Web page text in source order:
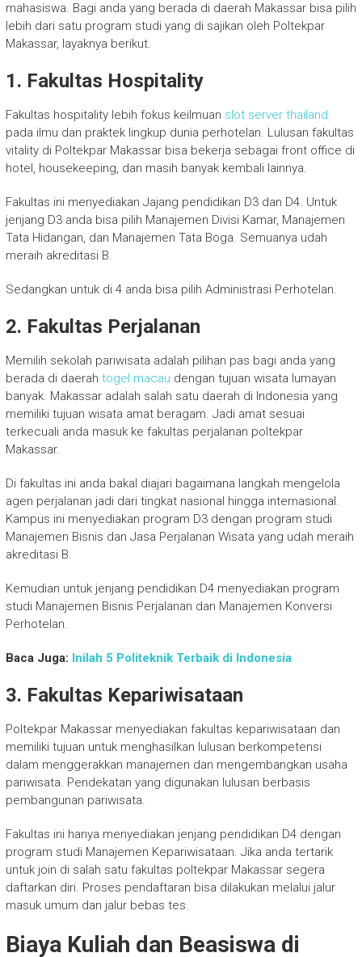
mahasiswa. Bagi anda yang berada di daerah Makassar bisa pilih
lebih dari satu program studi yang di sajikan oleh Poltekpar
Makassar, layaknya berikut.
1. Fakultas Hospitality
Fakultas hospitality lebih fokus keilmuan slot server thailand
pada ilmu dan praktek lingkup dunia perhotelan. Lulusan fakultas
vitality di Poltekpar Makassar bisa bekerja sebagai front office di
hotel, housekeeping, dan masih banyak kembali lainnya.
Fakultas ini menyediakan Jajang pendidikan D3 dan D4. Untuk
jenjang D3 anda bisa pilih Manajemen Divisi Kamar, Manajemen
Tata Hidangan, dan Manajemen Tata Boga. Semuanya udah
meraih akreditasi B.
Sedangkan untuk di 4 anda bisa pilih Administrasi Perhotelan.
2. Fakultas Perjalanan
Memilih sekolah pariwisata adalah pilihan pas bagi anda yang
berada di daerah togel macau dengan tujuan wisata lumayan
banyak. Makassar adalah salah satu daerah di Indonesia yang
memiliki tujuan wisata amat beragam. Jadi amat sesuai
terkecuali anda masuk ke fakultas perjalanan poltekpar
Makassar.
Di fakultas ini anda bakal diajari bagaimana langkah mengelola
agen perjalanan jadi dari tingkat nasional hingga internasional.
Kampus ini menyediakan program D3 dengan program studi
Manajemen Bisnis dan Jasa Perjalanan Wisata yang udah meraih
akreditasi B.
Kemudian untuk jenjang pendidikan D4 menyediakan program
studi Manajemen Bisnis Perjalanan dan Manajemen Konversi
Perhotelan.
Baca Juga: Inilah 5 Politeknik Terbaik di Indonesia
3. Fakultas Kepariwisataan
Poltekpar Makassar menyediakan fakultas kepariwisataan dan
memiliki tujuan untuk menghasilkan lulusan berkompetensi
dalam menggerakkan manajemen dan mengembangkan usaha
pariwisata. Pendekatan yang digunakan lulusan berbasis
pembangunan pariwisata.
Fakultas ini hanya menyediakan jenjang pendidikan D4 dengan
program studi Manajemen Kepariwisataan. Jika anda tertarik
untuk join di salah satu fakultas poltekpar Makassar segera
daftarkan diri. Proses pendaftaran bisa dilakukan melalui jalur
masuk umum dan jalur bebas tes.
Biaya Kuliah dan Beasiswa di